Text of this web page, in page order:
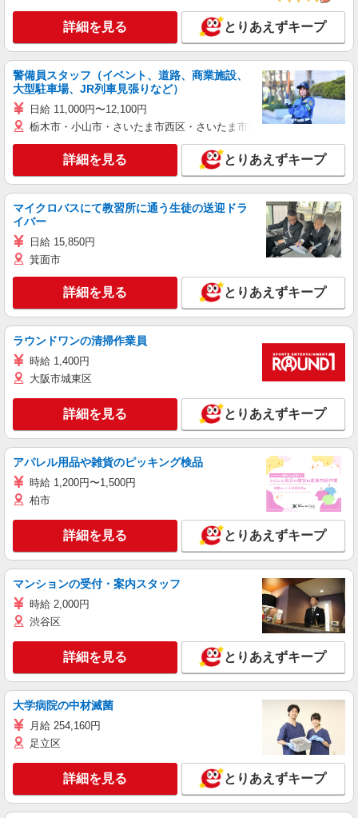
詳細を見る とりあえずキープ
警備員スタッフ（イベント、道路、商業施設、
大型駐車場、JR列車見張りなど）
日給 11,000円〜12,100円
栃木市・小山市・さいたま市西区・さいたま市岩槻区・久喜市・蓮田
詳細を見る とりあえずキープ
マイクロバスにて教習所に通う生徒の送迎ドラ
イバー
日給 15,850円
箕面市
詳細を見る とりあえずキープ
ラウンドワンの清掃作業員
時給 1,400円
大阪市城東区
詳細を見る とりあえずキープ
アパレル用品や雑貨のピッキング検品
時給 1,200円〜1,500円
柏市
詳細を見る とりあえずキープ
マンションの受付・案内スタッフ
時給 2,000円
渋谷区
詳細を見る とりあえずキープ
大学病院の中材滅菌
月給 254,160円
足立区
詳細を見る とりあえずキープ